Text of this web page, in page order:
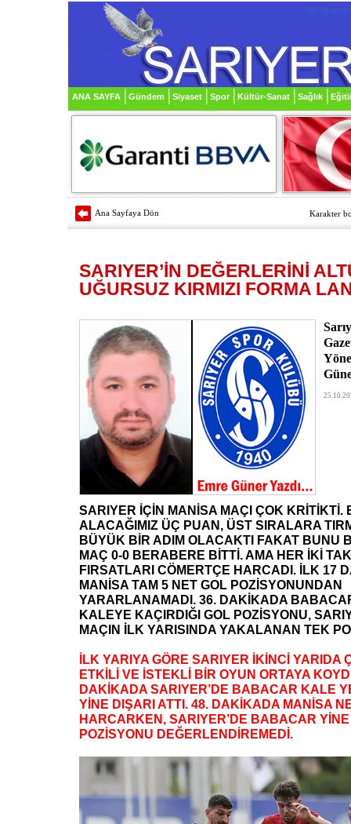
08
ANA SAYFA Gündem Siyaset Spor Kültür-Sanat Sağlık
Ana Sayfaya Dön Karakter
SARIYER’İN DEĞERLERİNİ
UĞURSUZ KIRMIZI FORMA
SARIYER İÇİN MANİSA MAÇI ÇOK KRİTİKTİ.
ALACAĞIMIZ ÜÇ PUAN, ÜST SIRALARA
BÜYÜK BİR ADIM OLACAKTI FAKAT BUNU
MAÇ 0-0 BERABERE BİTTİ. AMA HER İKİ
FIRSATLARI CÖMERTÇE HARCADI. İLK 17
MANİSA TAM 5 NET GOL POZİSYONUNDAN
YARARLANAMADI. 36. DAKİKADA
KALEYE KAÇIRDIĞI GOL POZİSYONU,
MAÇIN İLK YARISINDA YAKALANAN TEK
İLK YARIYA GÖRE SARIYER İKİNCİ YARIDA
ETKİLİ VE İSTEKLİ BİR OYUN ORTAYA
DAKİKADA SARIYER’DE BABACAR KALE
YİNE DIŞARI ATTI. 48. DAKİKADA MANİSA
HARCARKEN, SARIYER’DE BABACAR
POZİSYONU DEĞERLENDİREMEDİ.